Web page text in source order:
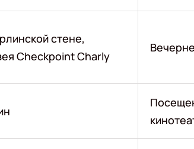
стене,
Checkpoint Charly